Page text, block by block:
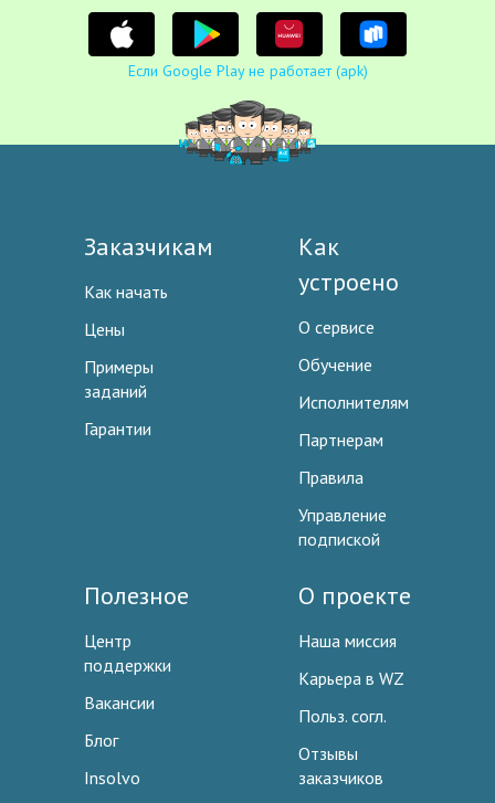
Если Google Play не работает (apk)
Заказчикам
Как начать
Цены
Примеры
заданий
Гарантии
Как
устроено
О сервисе
Обучение
Исполнителям
Партнерам
Правила
Управление
подпиской
Полезное
Центр
поддержки
Вакансии
Блог
Insolvo
О проекте
Наша миссия
Карьера в WZ
Польз. согл.
Отзывы
заказчиков